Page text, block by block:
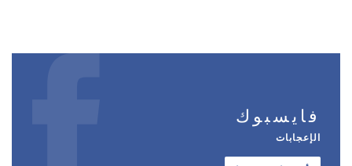
فايسبوك
الإعجابات